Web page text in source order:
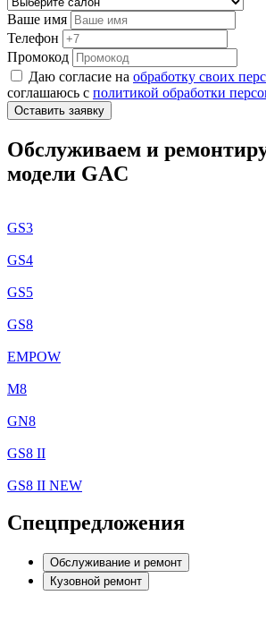
Ваше имя
Телефон
Промокод
Даю согласие на обработку своих
соглашаюсь с политикой обработки
Оставить заявку
Обслуживаем и
модели GAC
GS3
GS4
GS5
GS8
EMPOW
M8
GN8
GS8 II
GS8 II NEW
Спецпредложения
Обслуживание и ремонт
Кузовной ремонт